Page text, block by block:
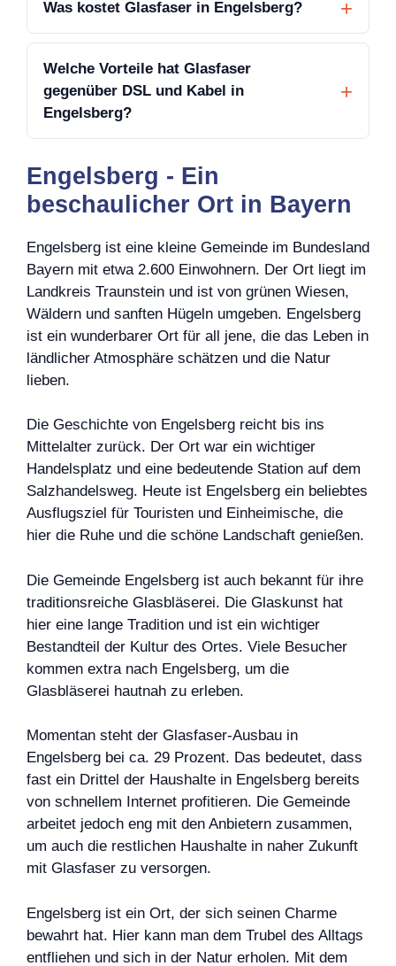
Was kostet Glasfaser in Engelsberg?
Welche Vorteile hat Glasfaser
gegenüber DSL und Kabel in
Engelsberg?
Engelsberg - Ein
beschaulicher Ort in Bayern
Engelsberg ist eine kleine Gemeinde im Bundesland
Bayern mit etwa 2.600 Einwohnern. Der Ort liegt im
Landkreis Traunstein und ist von grünen Wiesen,
Wäldern und sanften Hügeln umgeben. Engelsberg
ist ein wunderbarer Ort für all jene, die das Leben in
ländlicher Atmosphäre schätzen und die Natur
lieben.
Die Geschichte von Engelsberg reicht bis ins
Mittelalter zurück. Der Ort war ein wichtiger
Handelsplatz und eine bedeutende Station auf dem
Salzhandelsweg. Heute ist Engelsberg ein beliebtes
Ausflugsziel für Touristen und Einheimische, die
hier die Ruhe und die schöne Landschaft genießen.
Die Gemeinde Engelsberg ist auch bekannt für ihre
traditionsreiche Glasbläserei. Die Glaskunst hat
hier eine lange Tradition und ist ein wichtiger
Bestandteil der Kultur des Ortes. Viele Besucher
kommen extra nach Engelsberg, um die
Glasbläserei hautnah zu erleben.
Momentan steht der Glasfaser-Ausbau in
Engelsberg bei ca. 29 Prozent. Das bedeutet, dass
fast ein Drittel der Haushalte in Engelsberg bereits
von schnellem Internet profitieren. Die Gemeinde
arbeitet jedoch eng mit den Anbietern zusammen,
um auch die restlichen Haushalte in naher Zukunft
mit Glasfaser zu versorgen.
Engelsberg ist ein Ort, der sich seinen Charme
bewahrt hat. Hier kann man dem Trubel des Alltags
entfliehen und sich in der Natur erholen. Mit dem